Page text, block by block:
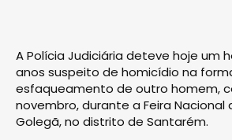
A Polícia Judiciária deteve hoje um
anos suspeito de homicídio na
esfaqueamento de outro homem,
novembro, durante a Feira Nacional
Golegã, no distrito de Santarém.